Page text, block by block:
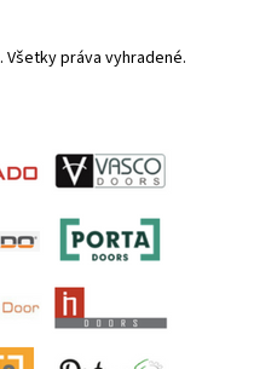
. Všetky práva vyhradené.